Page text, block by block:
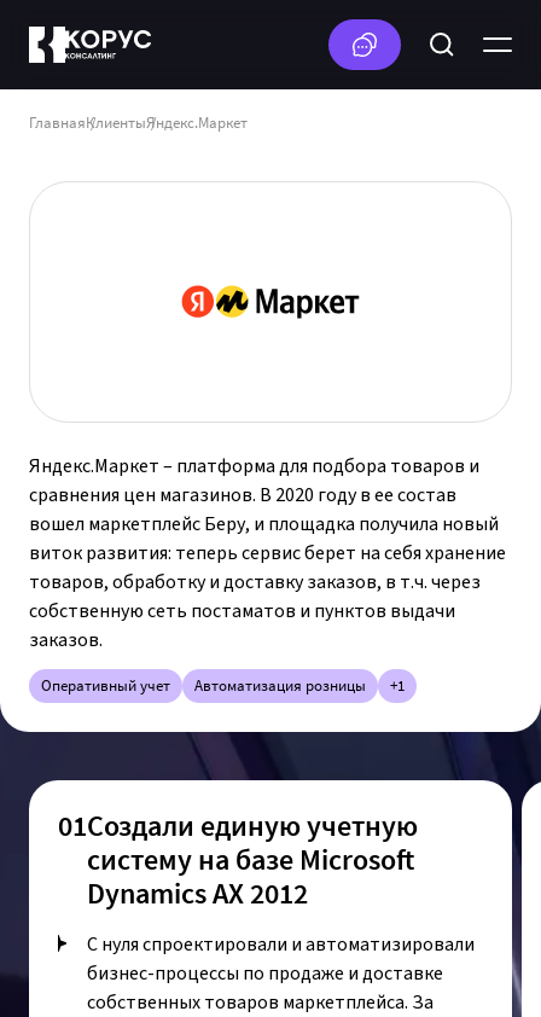
ГлавнаяКлиентыЯндекс.Маркет
Яндекс.Маркет – платформа для подбора товаров и
сравнения цен магазинов. В 2020 году в ее состав
вошел маркетплейс Беру, и площадка получила новый
виток развития: теперь сервис берет на себя хранение
товаров, обработку и доставку заказов, в т.ч. через
собственную сеть постаматов и пунктов выдачи
заказов.
Оперативный учет Автоматизация розницы +1
01Создали единую учетную
систему на базе Microsoft
Dynamics AX 2012
С нуля спроектировали и автоматизировали
бизнес-процессы по продаже и доставке
собственных товаров маркетплейса. За